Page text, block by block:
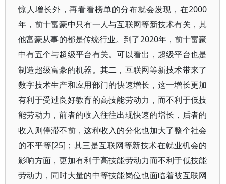
惊人增长外，再看看榜单的分布就会发现，在2000
年，前十富豪中只有一人与互联网等新技术有关，其
他富豪从事的都是传统行业。到了2020年，前十富豪
中有五个与超级平台有关。可以看出，超级平台也是
制造超级富豪的机器。其二，互联网等新技术带来了
数字技术生产和应用部门的快速增长，这一增长更加
有利于受过良好教育的高技能劳动力，而不利于低技
能劳动力，前者的收入往往出现快速的增长，后者的
收入则停滞不前，这种收入的分化也加大了整个社会
的不平等[25]；其三是互联网等新技术在就业机会的
影响方面，更加有利于高技能劳动力而不利于低技能
劳动力，同时大量的中等技能岗位也面临着被互联网